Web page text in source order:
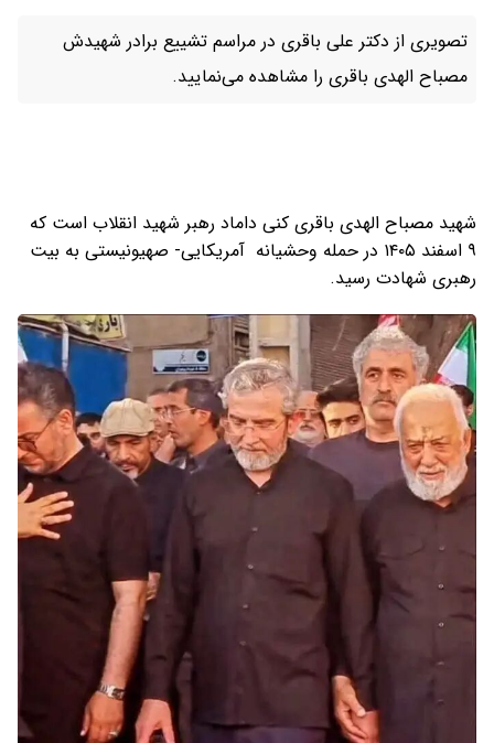
تصویری از دکتر علی باقری در مراسم تشییع برادر شهیدش
مصباح الهدی باقری را مشاهده می‌نمایید.
شهید مصباح الهدی باقری کنی داماد رهبر شهید انقلاب است که
۹ اسفند ۱۴۰۵ در حمله وحشیانه آمریکایی- صهیونیستی به بیت
رهبری شهادت رسید.